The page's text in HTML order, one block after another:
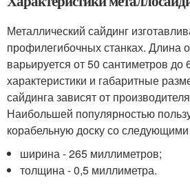
Металлический сайдинг
профилегибочных станках. Длина
варьируется от 50 сантиметров до
характеристики и габаритные
сайдинга зависят от
Наибольшей популярностью
корабельную доску со
ширина - 265 миллиметров;
толщина - 0,5 миллиметра.